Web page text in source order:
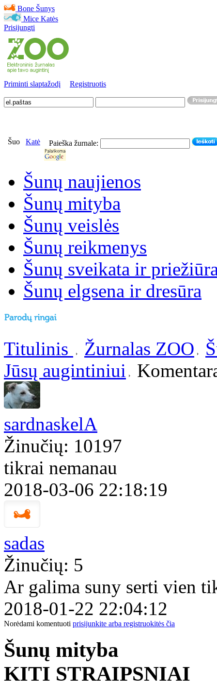
Bone Šunys
Mice Katės
Prisijungti
Priminti slaptažodį Registruotis
Šuo Katė Paieška žurnale:
Šunų naujienos
Šunų mityba
Šunų veislės
Šunų reikmenys
Šunų sveikata ir
Šunų elgsena ir dresūra
Titulinis Žurnalas ZOO
Jūsų augintiniui
sardnaskelA
Žinučių: 10197
tikrai nemanau
2018-03-06 22:18:19
sadas
Žinučių: 5
Ar galima suny serti vien
2018-01-22 22:04:12
Norėdami komentuoti prisijunkite arba registruokitės čia
Šunų mityba
KITI STRAIPSNIAI